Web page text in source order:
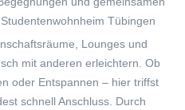
Tübingen
Lounges und
mit anderen erleichtern. Ob
oder Entspannen – hier triffst
schnell Anschluss. Durch